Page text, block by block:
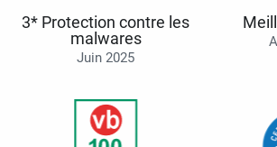
3* Protection contre les
malwares
Juin 2025